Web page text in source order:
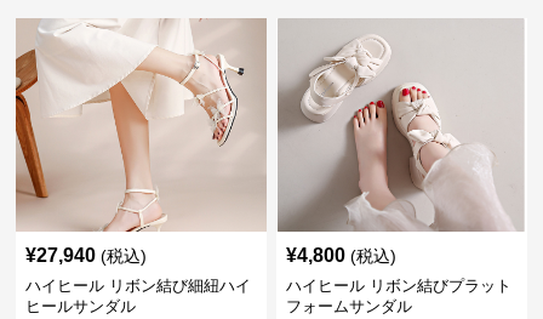
¥27,940 (税込)
ハイヒール リボン結び細紐ハイ
ヒールサンダル
¥4,800 (税込)
ハイヒール リボン結びプラット
フォームサンダル